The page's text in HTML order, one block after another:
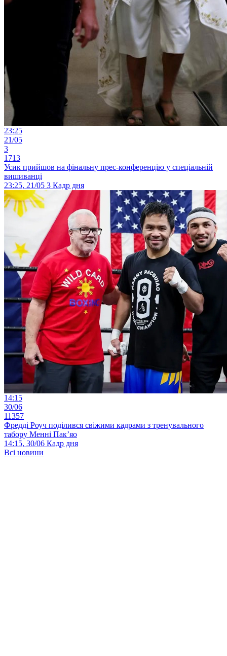
23:25
21/05
3
1713
Усик прийшов на фінальну прес-конференцію у спеціальній
вишиванці
23:25, 21/05 3 Кадр дня
14:15
30/06
11357
Фредді Роуч поділився свіжими кадрами з тренувального
табору Менні Пак’яо
14:15, 30/06 Кадр дня
Всі новини